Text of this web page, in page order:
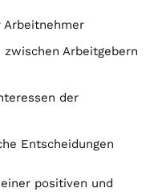
Arbeitnehmer
Arbeitgebern
der
Entscheidungen
positiven und